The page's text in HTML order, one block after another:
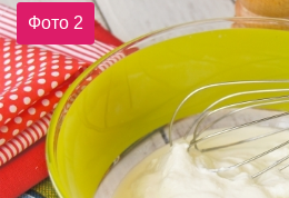
Фото 2